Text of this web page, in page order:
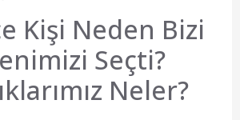
Kişi Neden Bizi
Seçti?
Neler?